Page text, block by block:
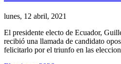
lunes, 12 abril, 2021
El presidente electo de Ecuador,
recibió una llamada de candidato
felicitarlo por el triunfo en las